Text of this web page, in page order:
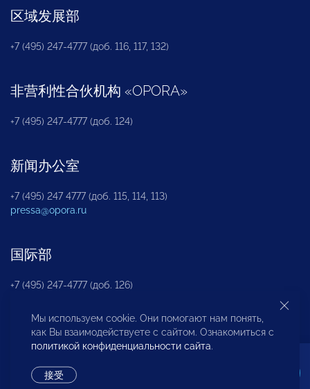
区域发展部
+7 (495) 247-4777 (доб. 116, 117, 132)
非营利性合伙机构 «OPORA»
+7 (495) 247-4777 (доб. 124)
新闻办公室
+7 (495) 247 4777 (доб. 115, 114, 113)
pressa@opora.ru
国际部
+7 (495) 247-4777 (доб. 126)
商投权益保护部
Мы используем cookie. Они помогают нам понять,
как Вы взаимодействуете с сайтом. Ознакомиться с
политикой конфиденциальности сайта.
接受